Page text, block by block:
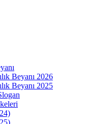
Beyanı 2026
Beyanı 2025